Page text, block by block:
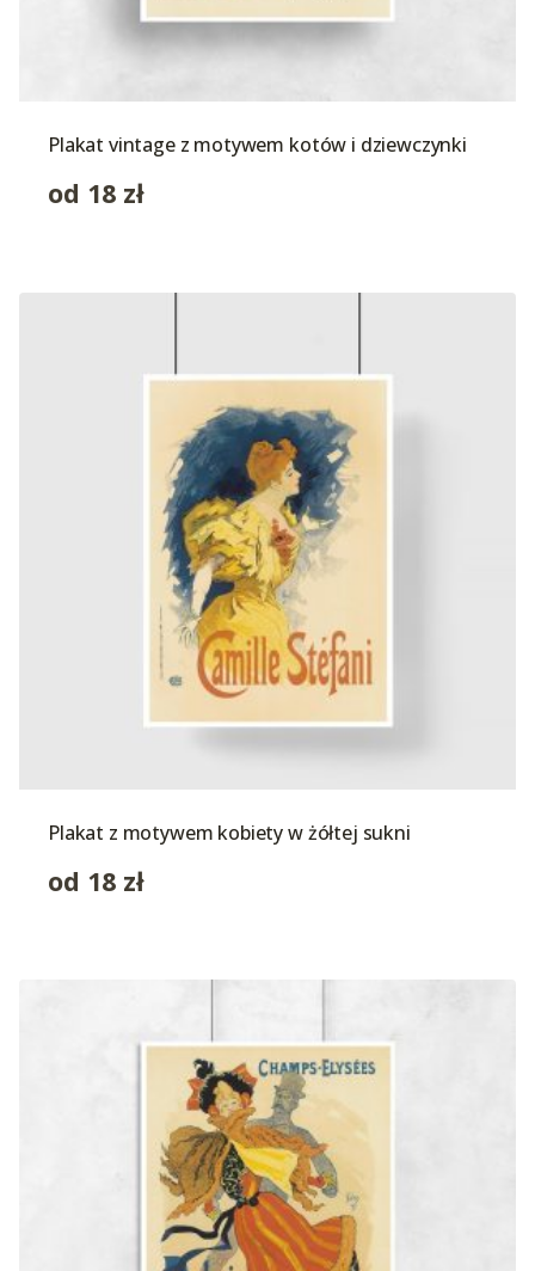
Plakat vintage z motywem kotów i dziewczynki
od 18 zł
Plakat z motywem kobiety w żółtej sukni
od 18 zł